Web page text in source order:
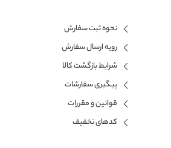
نحوه ثبت سفارش
رویه ارسال سفارش
شرایط بازگشت کالا
پیگیری سفارشات
قوانین و مقررات
کدهای تخفیف